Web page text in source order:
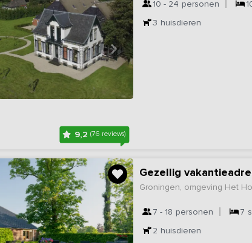
9,2(76 reviews)
10 - 24 personen
3 huisdieren
Gezellig
Groningen, omgeving Het
7 - 18 personen 7
2 huisdieren